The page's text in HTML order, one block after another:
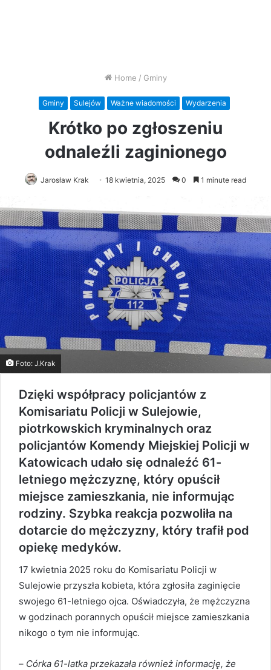
Home / Gminy
Gminy Sulejów Ważne wiadomości Wydarzenia
Krótko po zgłoszeniu
odnaleźli zaginionego
Jarosław Krak 18 kwietnia, 2025 0 1 minute read
Foto: J.Krak
Dzięki współpracy policjantów z
Komisariatu Policji w Sulejowie,
piotrkowskich kryminalnych oraz
policjantów Komendy Miejskiej Policji w
Katowicach udało się odnaleźć 61-
letniego mężczyznę, który opuścił
miejsce zamieszkania, nie informując
rodziny. Szybka reakcja pozwoliła na
dotarcie do mężczyzny, który trafił pod
opiekę medyków.
17 kwietnia 2025 roku do Komisariatu Policji w
Sulejowie przyszła kobieta, która zgłosiła zaginięcie
swojego 61-letniego ojca. Oświadczyła, że mężczyzna
w godzinach porannych opuścił miejsce zamieszkania
nikogo o tym nie informując.
– Córka 61-latka przekazała również informację, że